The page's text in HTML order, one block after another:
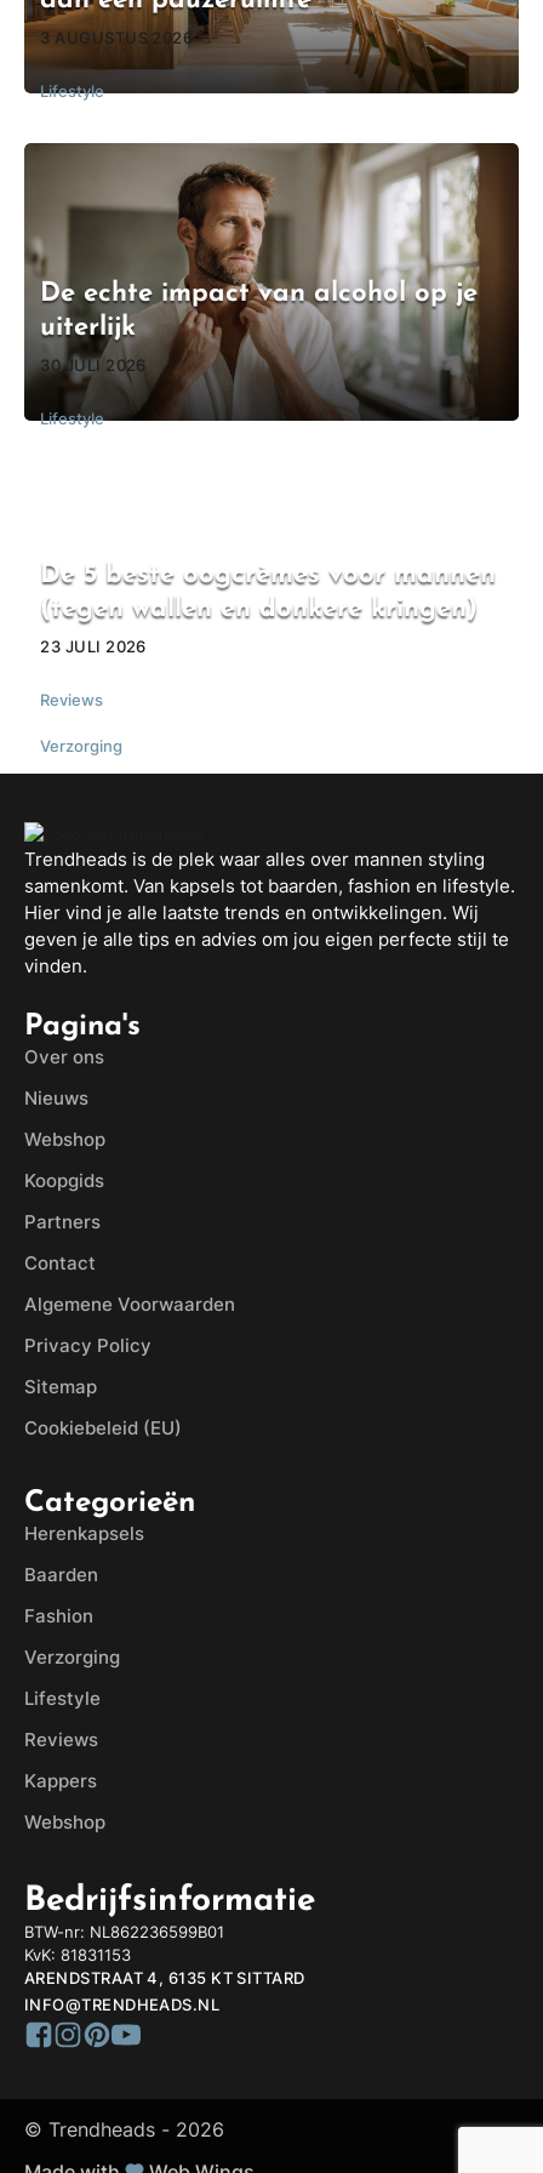
3 AUGUSTUS 2026
Lifestyle
De echte impact van alcohol op je
uiterlijk
30 JULI 2026
Lifestyle
De 5 beste oogcrèmes voor mannen
(tegen wallen en donkere kringen)
23 JULI 2026
Reviews
Verzorging
Trendheads is de plek waar alles over mannen styling
samenkomt. Van kapsels tot baarden, fashion en lifestyle.
Hier vind je alle laatste trends en ontwikkelingen. Wij
geven je alle tips en advies om jou eigen perfecte stijl te
vinden.
Pagina's
Over ons
Nieuws
Webshop
Koopgids
Partners
Contact
Algemene Voorwaarden
Privacy Policy
Sitemap
Cookiebeleid (EU)
Categorieën
Herenkapsels
Baarden
Fashion
Verzorging
Lifestyle
Reviews
Kappers
Webshop
Bedrijfsinformatie
BTW-nr: NL862236599B01
KvK: 81831153
ARENDSTRAAT 4, 6135 KT SITTARD
INFO@TRENDHEADS.NL
© Trendheads - 2026